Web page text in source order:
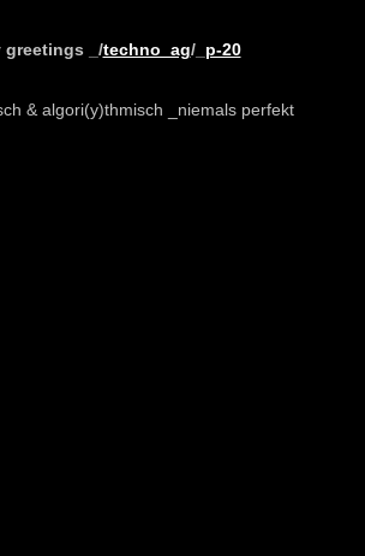
greetings _/techno_ag/_ p-20
& algori(y)thmisch _niemals perfekt